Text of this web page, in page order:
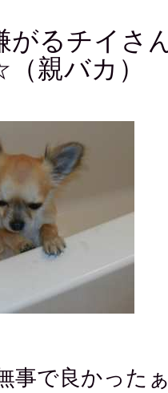
がるチイさ
親バカ）
事で良かっ